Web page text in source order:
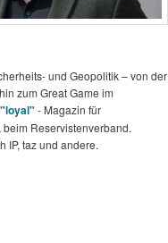
und Geopolitik – von der
zum Great Game im
"loyal" - Magazin für
Reservistenverband.
IP, taz und andere.